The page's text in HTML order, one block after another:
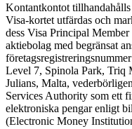
Kontantkontot
Visa-kortet utfärdas och
dess Visa Principal
aktiebolag med begränsat
Level 7, Spinola Park, Triq
Julians, Malta,
Services Authority som ett
elektroniska pengar enligt
(Electronic Money